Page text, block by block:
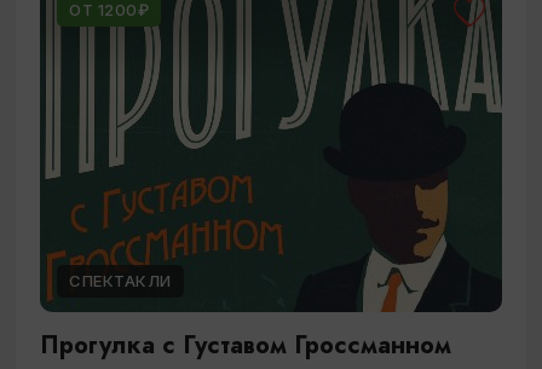
ОТ 1200₽
СПЕКТАКЛИ
Прогулка с Густавом Гроссманном